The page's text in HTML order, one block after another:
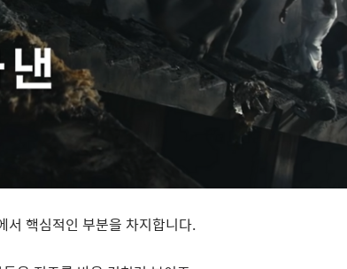
서 핵심적인 부분을 차지합니다.